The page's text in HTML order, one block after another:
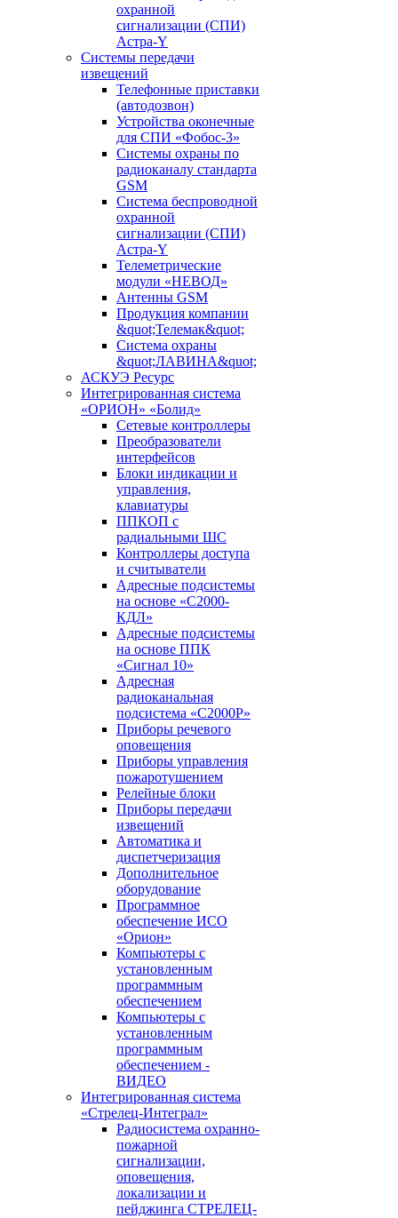
охранной
сигнализации (СПИ)
Астра-Y
Системы передачи
извещений
Телефонные приставки
(автодозвон)
Устройства оконечные
для СПИ «Фобос-3»
Системы охраны по
радиоканалу стандарта
GSM
Система беспроводной
охранной
сигнализации (СПИ)
Астра-Y
Телеметрические
модули «НЕВОД»
Антенны GSM
Продукция компании
&quot;Телемак&quot;
Система охраны
&quot;ЛАВИНА&quot;
АСКУЭ Ресурс
Интегрированная система
«ОРИОН» «Болид»
Сетевые контроллеры
Преобразователи
интерфейсов
Блоки индикации и
управления,
клавиатуры
ППКОП с
радиальными ШС
Контроллеры доступа
и считыватели
Адресные подсистемы
на основе «С2000-
КДЛ»
Адресные подсистемы
на основе ППК
«Сигнал 10»
Адресная
радиоканальная
подсистема «С2000Р»
Приборы речевого
оповещения
Приборы управления
пожаротушением
Релейные блоки
Приборы передачи
извещений
Автоматика и
диспетчеризация
Дополнительное
оборудование
Программное
обеспечение ИСО
«Орион»
Компьютеры с
установленным
программным
обеспечением
Компьютеры с
установленным
программным
обеспечением -
ВИДЕО
Интегрированная система
«Стрелец-Интеграл»
Радиосистема охранно-
пожарной
сигнализации,
оповещения,
локализации и
пейджинга СТРЕЛЕЦ-